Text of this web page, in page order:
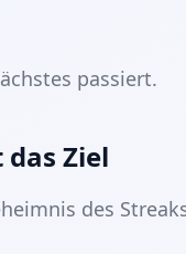
passiert.
Ziel
des